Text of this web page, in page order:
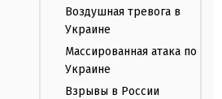
Воздушная тревога в
Украине
Массированная атака по
Украине
Взрывы в России